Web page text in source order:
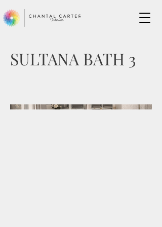
SULTANA BATH 3